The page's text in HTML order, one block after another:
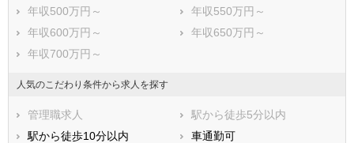
年収500万円～
年収550万円～
年収600万円～
年収650万円～
年収700万円～
人気のこだわり条件から求人を探す
管理職求人
駅から徒歩5分以内
駅から徒歩10分以内
車通勤可